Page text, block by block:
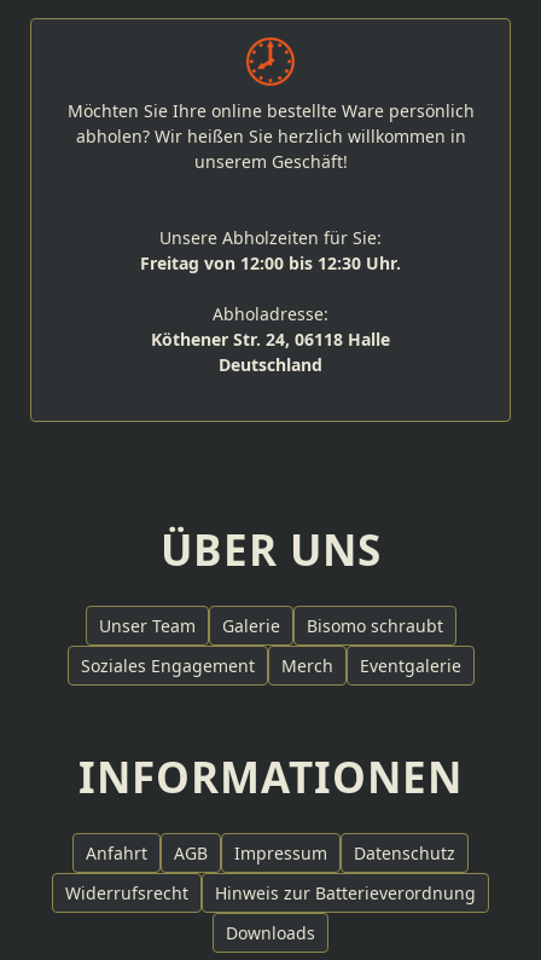
Möchten Sie Ihre online bestellte Ware persönlich
abholen? Wir heißen Sie herzlich willkommen in
unserem Geschäft!
Unsere Abholzeiten für Sie:
Freitag von 12:00 bis 12:30 Uhr.
Abholadresse:
Köthener Str. 24, 06118 Halle
Deutschland
ÜBER UNS
Unser Team Galerie
Bisomo schraubt
Soziales Engagement
Merch Eventgalerie
INFORMATIONEN
Anfahrt AGB Impressum
Datenschutz
Widerrufsrecht
Hinweis zur Batterieverordnung
Downloads